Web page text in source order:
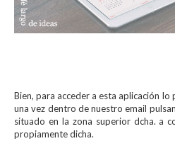
Bien, para acceder a esta aplicación lo
una vez dentro de nuestro email
situado en la zona superior dcha. a
propiamente dicha.